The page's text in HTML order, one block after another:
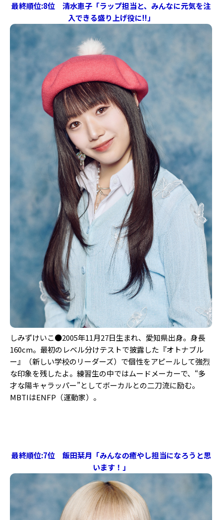
最終順位:8位 清水恵子「ラップ担当と、みんなに元気を注
入できる盛り上げ役に!!」
しみずけいこ●2005年11月27日生まれ、愛知県出身。身長
160cm。最初のレベル分けテストで披露した『オトナブル
ー』（新しい学校のリーダーズ）で個性をアピールして強烈
な印象を残したよ。練習生の中ではムードメーカーで、“多
才な陽キャラッパー”としてボーカルとの二刀流に励む。
MBTIはENFP（運動家）。
最終順位:7位 飯田栞月「みんなの癒やし担当になろうと思
います！」